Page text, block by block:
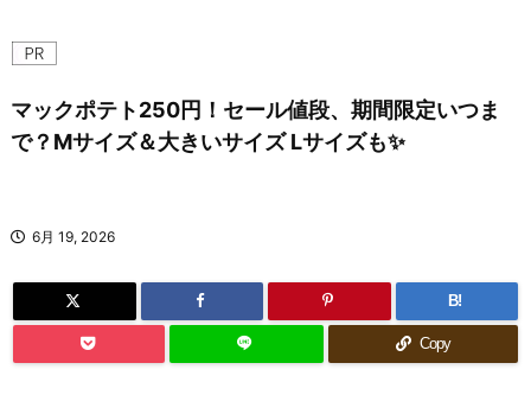
マックポテト250円！セール値段、期間限定いつま
で？Mサイズ＆大きいサイズ Lサイズも✨
6月 19, 2026
B!
Copy